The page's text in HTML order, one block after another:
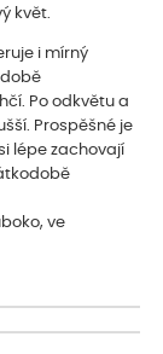
květ.
i mírný
Po odkvětu a
Prospěšné je
lépe zachovají
ve